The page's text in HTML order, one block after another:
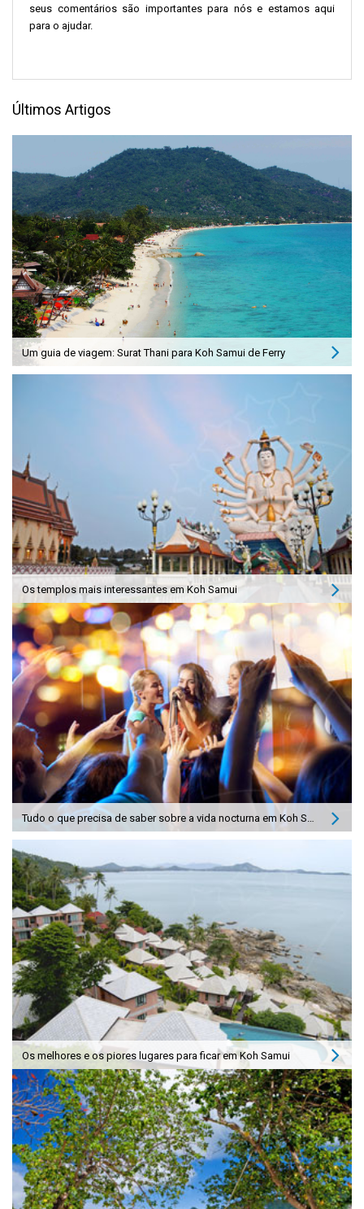
seus comentários são importantes para nós e estamos aqui
para o ajudar.
Últimos Artigos
Um guia de viagem: Surat Thani para Koh Samui de Ferry
Os templos mais interessantes em Koh Samui
Tudo o que precisa de saber sobre a vida nocturna em Koh Samui
Os melhores e os piores lugares para ficar em Koh Samui